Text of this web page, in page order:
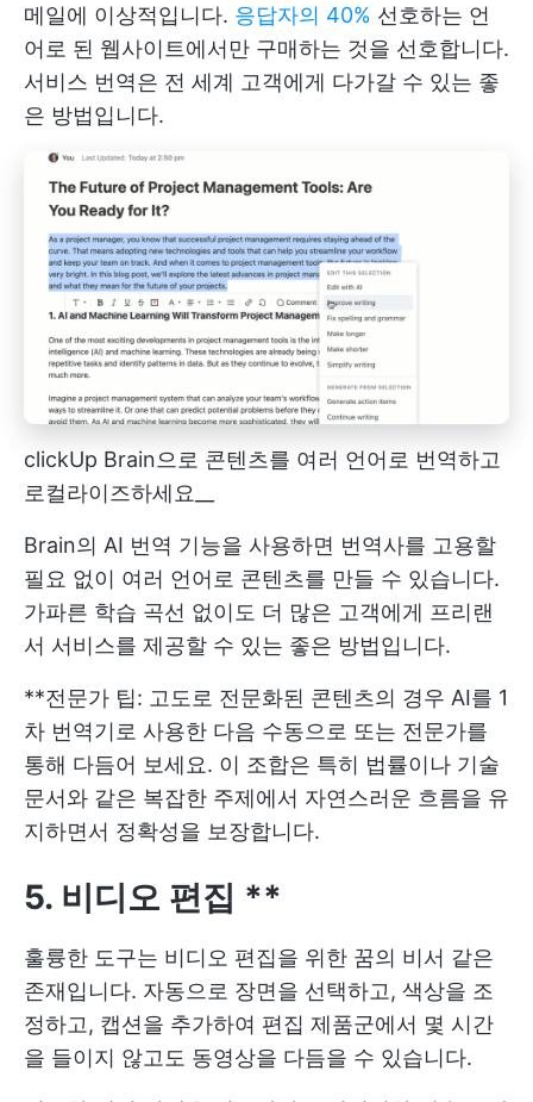
메일에 이상적입니다. 응답자의 40% 선호하는 언
어로 된 웹사이트에서만 구매하는 것을 선호합니다.
서비스 번역은 전 세계 고객에게 다가갈 수 있는 좋
은 방법입니다.
clickUp Brain으로 콘텐츠를 여러 언어로 번역하고
로컬라이즈하세요__
Brain의 AI 번역 기능을 사용하면 번역사를 고용할
필요 없이 여러 언어로 콘텐츠를 만들 수 있습니다.
가파른 학습 곡선 없이도 더 많은 고객에게 프리랜
서 서비스를 제공할 수 있는 좋은 방법입니다.
**전문가 팁: 고도로 전문화된 콘텐츠의 경우 AI를 1
차 번역기로 사용한 다음 수동으로 또는 전문가를
통해 다듬어 보세요. 이 조합은 특히 법률이나 기술
문서와 같은 복잡한 주제에서 자연스러운 흐름을 유
지하면서 정확성을 보장합니다.
5. 비디오 편집 **
훌륭한 도구는 비디오 편집을 위한 꿈의 비서 같은
존재입니다. 자동으로 장면을 선택하고, 색상을 조
정하고, 캡션을 추가하여 편집 제품군에서 몇 시간
을 들이지 않고도 동영상을 다듬을 수 있습니다.